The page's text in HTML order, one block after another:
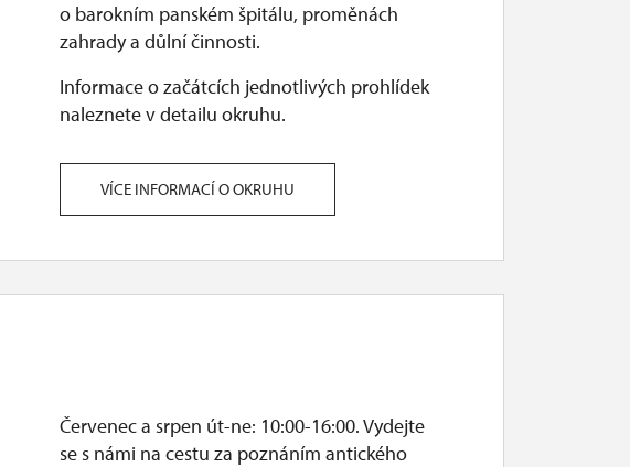
o barokním panském špitálu, proměnách
zahrady a důlní činnosti.
Informace o začátcích jednotlivých prohlídek
naleznete v detailu okruhu.
VÍCE INFORMACÍ O OKRUHU
Červenec a srpen út-ne: 10:00-16:00. Vydejte
se s námi na cestu za poznáním antického